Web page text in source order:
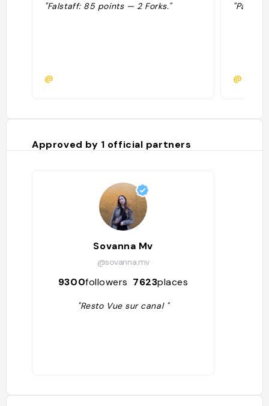
"Falstaff: 85 points — 2 Forks."
@
"Pâtes
Approved by 1 official partners
Sovanna Mv
@sovanna.mv
9300followers 7623places
"Resto Vue sur canal "